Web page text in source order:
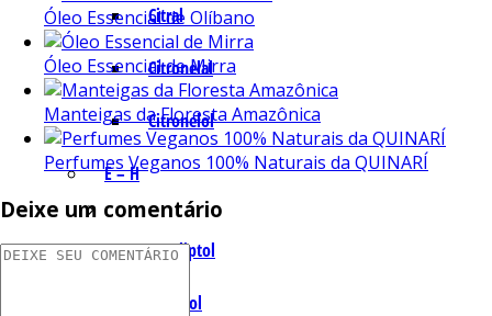
Citral
Citronelal
Citronelol
E – H
Eucaliptol
Eugenol
Óleo Essencial de Olíbano
Óleo Essencial de Mirra
Manteigas da Floresta Amazônica
Perfumes Veganos 100% Naturais da QUINARÍ
Deixe um comentário